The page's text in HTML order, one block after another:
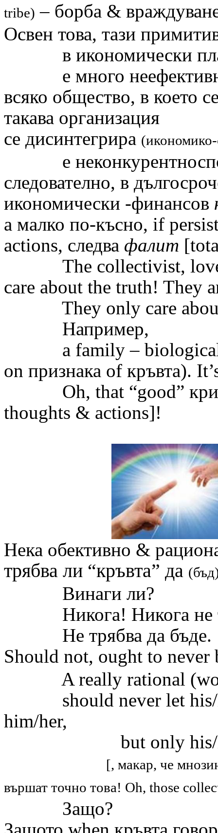
tribe) – борба &
Освен това, тази
в икономически
е много
всяко общество, в което
такава организация
се дисинтегрира
е
следователно, в
икономически -финансов
а малко по-късно, if
actions, следва фалит
The collectivist,
care about the truth! They
They only care about
Например,
a family –
on признака of кръвта).
Oh, that “good”
thoughts & actions]!
Нека обективно &
трябва ли “кръвта” да (бъд
Винаги ли?
Никога! Никога
Не трябва да бъде.
Should not, ought to never
A really rational
should never let his/
him/her,
but only his/
[, макар, че
вършат точно това! Oh, those
Защо?